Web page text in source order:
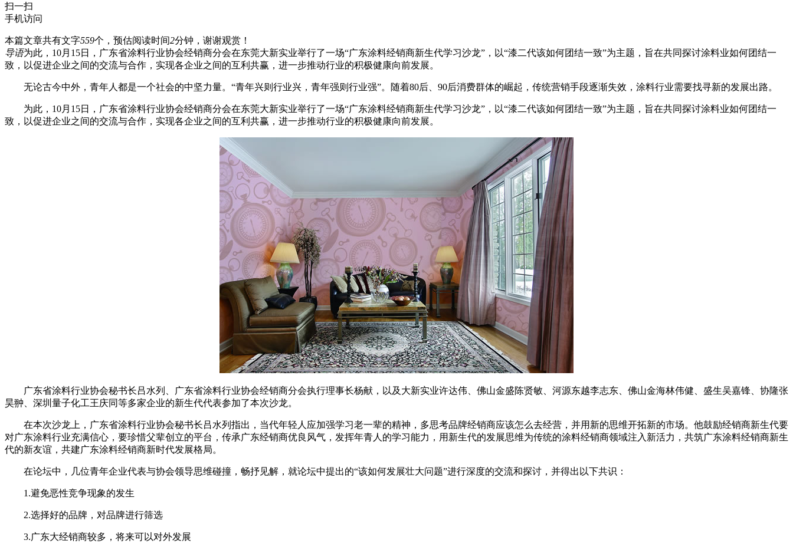
扫一扫
手机访问
本篇文章共有文字559个，预估阅读时间2分钟，谢谢观赏！
导语为此，10月15日，广东省涂料行业协会经销商分会在东莞大新实业举行了一场“广东涂料经销商新生代学习沙龙”，以“漆二代该如何团结一致”为主题，旨在共同探讨涂料业如何团结一
致，以促进企业之间的交流与合作，实现各企业之间的互利共赢，进一步推动行业的积极健康向前发展。
无论古今中外，青年人都是一个社会的中坚力量。“青年兴则行业兴，青年强则行业强”。随着80后、90后消费群体的崛起，传统营销手段逐渐失效，涂料行业需要找寻新的发展出路。
为此，10月15日，广东省涂料行业协会经销商分会在东莞大新实业举行了一场“广东涂料经销商新生代学习沙龙”，以“漆二代该如何团结一致”为主题，旨在共同探讨涂料业如何团结一
致，以促进企业之间的交流与合作，实现各企业之间的互利共赢，进一步推动行业的积极健康向前发展。
广东省涂料行业协会秘书长吕水列、广东省涂料行业协会经销商分会执行理事长杨献，以及大新实业许达伟、佛山金盛陈贤敏、河源东越李志东、佛山金海林伟健、盛生吴嘉锋、协隆张
昊翀、深圳量子化工王庆同等多家企业的新生代代表参加了本次沙龙。
在本次沙龙上，广东省涂料行业协会秘书长吕水列指出，当代年轻人应加强学习老一辈的精神，多思考品牌经销商应该怎么去经营，并用新的思维开拓新的市场。他鼓励经销商新生代要
对广东涂料行业充满信心，要珍惜父辈创立的平台，传承广东经销商优良风气，发挥年青人的学习能力，用新生代的发展思维为传统的涂料经销商领域注入新活力，共筑广东涂料经销商新生
代的新友谊，共建广东涂料经销商新时代发展格局。
在论坛中，几位青年企业代表与协会领导思维碰撞，畅抒见解，就论坛中提出的“该如何发展壮大问题”进行深度的交流和探讨，并得出以下共识：
1.避免恶性竞争现象的发生
2.选择好的品牌，对品牌进行筛选
3.广东大经销商较多，将来可以对外发展